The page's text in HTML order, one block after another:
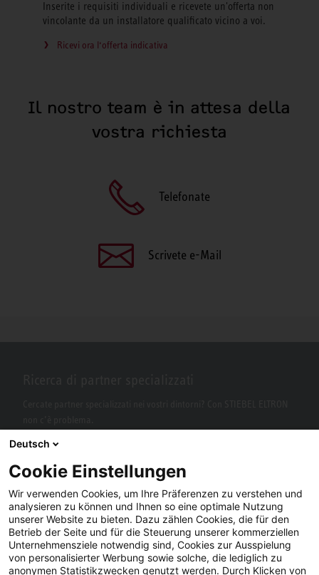
Inserite i requisiti individuali e ricevete un'offerta non
vincolante da un installatore qualificato vicino a voi.
Ricevi ora l‘offerta indicativa
Il nostro team è in attesa della
vostra richiesta
Telefonate
Scrivete e-Mail
Facebook YouTube LinkedIn
Deutsch
Cookie Einstellungen
Wir verwenden Cookies, um Ihre Präferenzen zu verstehen und
analysieren zu können und Ihnen so eine optimale Nutzung
unserer Website zu bieten. Dazu zählen Cookies, die für den
Betrieb der Seite und für die Steuerung unserer kommerziellen
Unternehmensziele notwendig sind, Cookies zur Ausspielung
von personalisierter Werbung sowie solche, die lediglich zu
anonymen Statistikzwecken genutzt werden. Durch Klicken von